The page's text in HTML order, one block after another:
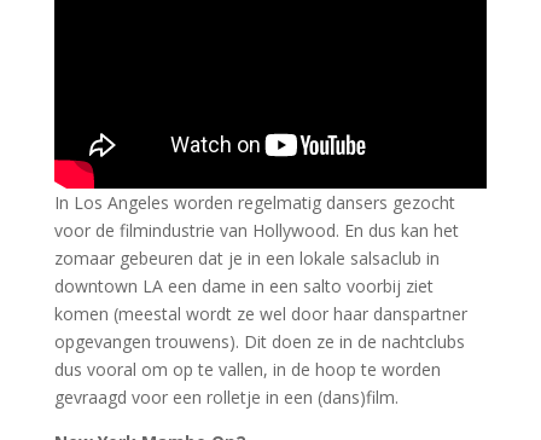
In Los Angeles worden regelmatig dansers gezocht
voor de filmindustrie van Hollywood. En dus kan het
zomaar gebeuren dat je in een lokale salsaclub in
downtown LA een dame in een salto voorbij ziet
komen (meestal wordt ze wel door haar danspartner
opgevangen trouwens). Dit doen ze in de nachtclubs
dus vooral om op te vallen, in de hoop te worden
gevraagd voor een rolletje in een (dans)film.